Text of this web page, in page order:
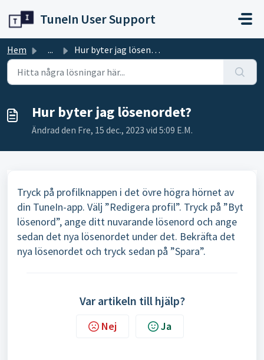
TuneIn User Support
Hem ... Hur byter jag lösenordet?
Hur byter jag lösenordet?
Ändrad den Fre, 15 dec., 2023 vid 5:09 E.M.
Tryck på profilknappen i det övre högra hörnet av
din TuneIn-app. Välj ”Redigera profil”. Tryck på ”Byt
lösenord”, ange ditt nuvarande lösenord och ange
sedan det nya lösenordet under det. Bekräfta det
nya lösenordet och tryck sedan på ”Spara”.
Var artikeln till hjälp?
Nej Ja